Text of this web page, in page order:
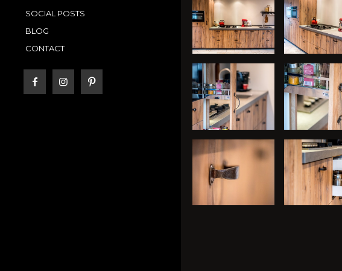
SOCIAL POSTS
BLOG
CONTACT